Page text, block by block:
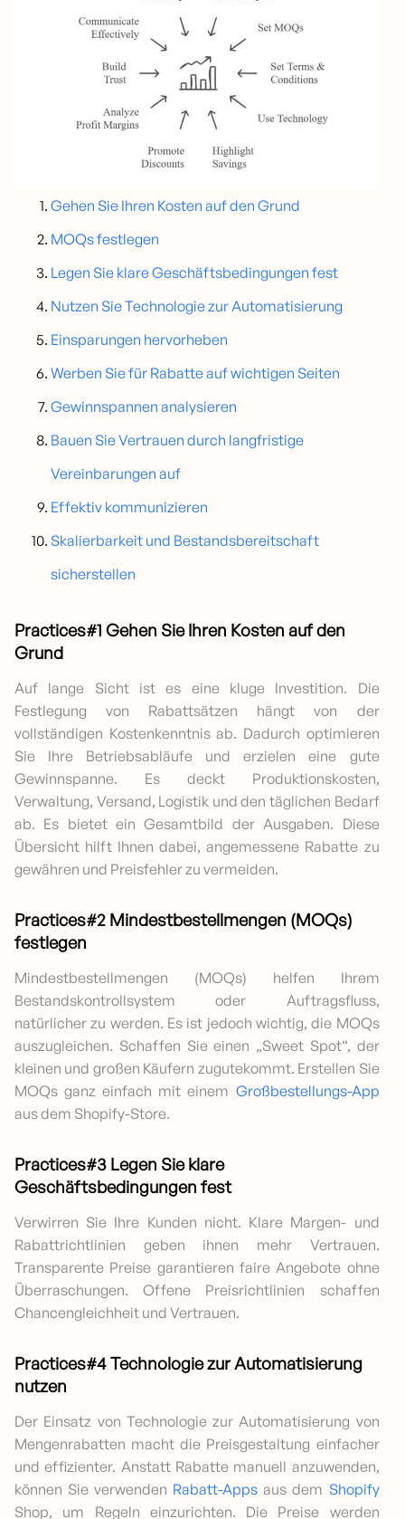
Gehen Sie Ihren Kosten auf den Grund
MOQs festlegen
Legen Sie klare Geschäftsbedingungen fest
Nutzen Sie Technologie zur Automatisierung
Einsparungen hervorheben
Werben Sie für Rabatte auf wichtigen Seiten
Gewinnspannen analysieren
Bauen Sie Vertrauen durch langfristige
Vereinbarungen auf
Effektiv kommunizieren
Skalierbarkeit und Bestandsbereitschaft
sicherstellen
Practices#1 Gehen Sie Ihren Kosten auf den
Grund
Auf lange Sicht ist es eine kluge Investition. Die
Festlegung von Rabattsätzen hängt von der
vollständigen Kostenkenntnis ab. Dadurch optimieren
Sie Ihre Betriebsabläufe und erzielen eine gute
Gewinnspanne. Es deckt Produktionskosten,
Verwaltung, Versand, Logistik und den täglichen Bedarf
ab. Es bietet ein Gesamtbild der Ausgaben. Diese
Übersicht hilft Ihnen dabei, angemessene Rabatte zu
gewähren und Preisfehler zu vermeiden.
Practices#2 Mindestbestellmengen (MOQs)
festlegen
Mindestbestellmengen (MOQs) helfen Ihrem
Bestandskontrollsystem oder Auftragsfluss,
natürlicher zu werden. Es ist jedoch wichtig, die MOQs
auszugleichen. Schaffen Sie einen „Sweet Spot“, der
kleinen und großen Käufern zugutekommt. Erstellen Sie
MOQs ganz einfach mit einem Großbestellungs-App
aus dem Shopify-Store.
Practices#3 Legen Sie klare
Geschäftsbedingungen fest
Verwirren Sie Ihre Kunden nicht. Klare Margen- und
Rabattrichtlinien geben ihnen mehr Vertrauen.
Transparente Preise garantieren faire Angebote ohne
Überraschungen. Offene Preisrichtlinien schaffen
Chancengleichheit und Vertrauen.
Practices#4 Technologie zur Automatisierung
nutzen
Der Einsatz von Technologie zur Automatisierung von
Mengenrabatten macht die Preisgestaltung einfacher
und effizienter. Anstatt Rabatte manuell anzuwenden,
können Sie verwenden Rabatt-Apps aus dem Shopify
Shop, um Regeln einzurichten. Die Preise werden